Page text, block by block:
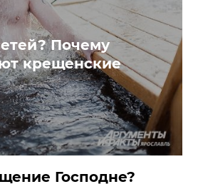
Почему
крещенские
Господне?